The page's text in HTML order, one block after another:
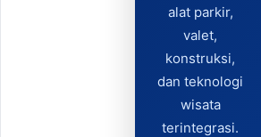
alat parkir,
valet,
konstruksi,
dan teknologi
wisata
terintegrasi.